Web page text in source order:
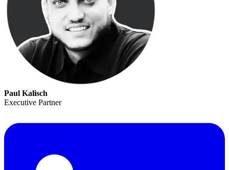
Paul Kalisch
Executive Partner